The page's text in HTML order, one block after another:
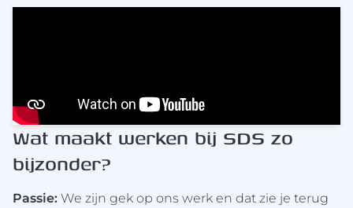
Wat maakt werken bij SDS zo
bijzonder?
Passie: We zijn gek op ons werk en dat zie je terug